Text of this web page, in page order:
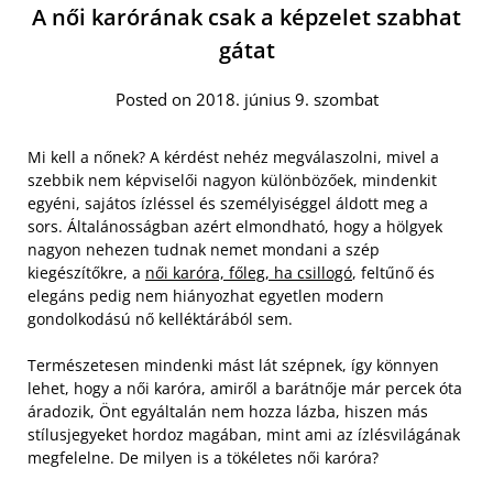
A női karórának csak a képzelet szabhat
gátat
Posted on 2018. június 9. szombat
Mi kell a nőnek? A kérdést nehéz megválaszolni, mivel a
szebbik nem képviselői nagyon különbözőek, mindenkit
egyéni, sajátos ízléssel és személyiséggel áldott meg a
sors. Általánosságban azért elmondható, hogy a hölgyek
nagyon nehezen tudnak nemet mondani a szép
kiegészítőkre, a női karóra, főleg, ha csillogó, feltűnő és
elegáns pedig nem hiányozhat egyetlen modern
gondolkodású nő kelléktárából sem.
Természetesen mindenki mást lát szépnek, így könnyen
lehet, hogy a női karóra, amiről a barátnője már percek óta
áradozik, Önt egyáltalán nem hozza lázba, hiszen más
stílusjegyeket hordoz magában, mint ami az ízlésvilágának
megfelelne. De milyen is a tökéletes női karóra?